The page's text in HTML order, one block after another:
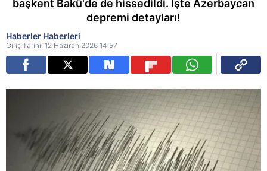
başkent Bakü'de de hissedildi. İşte Azerbaycan
depremi detayları!
Haberler Haberleri
Giriş Tarihi: 12 Haziran 2026 14:57